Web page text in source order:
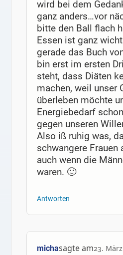
wird bei dem
ganz anders…vor
bitte den Ball flach
Essen ist ganz
gerade das Buch
bin erst im ersten
steht, dass Diäten
machen, weil unser
überleben möchte
Energiebedarf
gegen unseren
Also iß ruhig was,
schwangere Frauen
auch wenn die
waren. 🙂
Antworten
michasagte am23.